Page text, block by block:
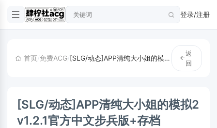
登录/注册
首页/免费ACG/ [SLG/动态]APP清纯大小姐的模拟2 v1.2.1官方中文步兵版+存档【3.04G】
返
回
[SLG/动态]APP清纯大小姐的模拟2
v1.2.1官方中文步兵版+存档